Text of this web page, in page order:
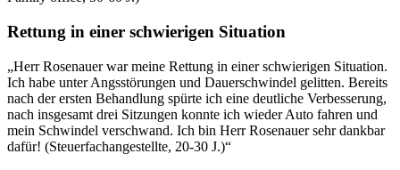
Rettung in einer schwierigen Situation
„Herr Rosenauer war meine Rettung in einer schwierigen Situation.
Ich habe unter Angsstörungen und Dauerschwindel gelitten. Bereits
nach der ersten Behandlung spürte ich eine deutliche Verbesserung,
nach insgesamt drei Sitzungen konnte ich wieder Auto fahren und
mein Schwindel verschwand. Ich bin Herr Rosenauer sehr dankbar
dafür! (Steuerfachangestellte, 20-30 J.)“